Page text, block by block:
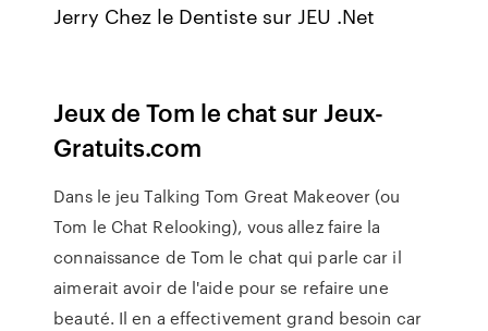
Jerry Chez le Dentiste sur JEU .Net
Jeux de Tom le chat sur Jeux-
Gratuits.com
Dans le jeu Talking Tom Great Makeover (ou
Tom le Chat Relooking), vous allez faire la
connaissance de Tom le chat qui parle car il
aimerait avoir de l'aide pour se refaire une
beauté. Il en a effectivement grand besoin car